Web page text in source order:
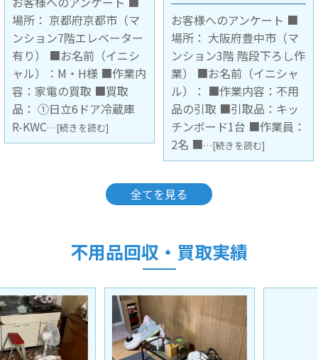
お客様へのアンケート ■
場所： 大阪府豊中市（マ
ンション3階 階段下ろし作
業） ■お名前（イニシャ
ル）： ■作業内容：不用
品の引取 ■引取品：キッ
チンボード1台 ■作業員：
2名 ■…[続きを読む]
お客様へのアンケート
場所： 兵庫県宝塚市
名前（イニシャル）：
■作業内容：不用品の
取 ■引取品：古い4人
ダイニングセット ■作
員：2名 ■費用 ：税込
¥8,8…[続きを読む]
全てを見る
不用品回収・買取実績